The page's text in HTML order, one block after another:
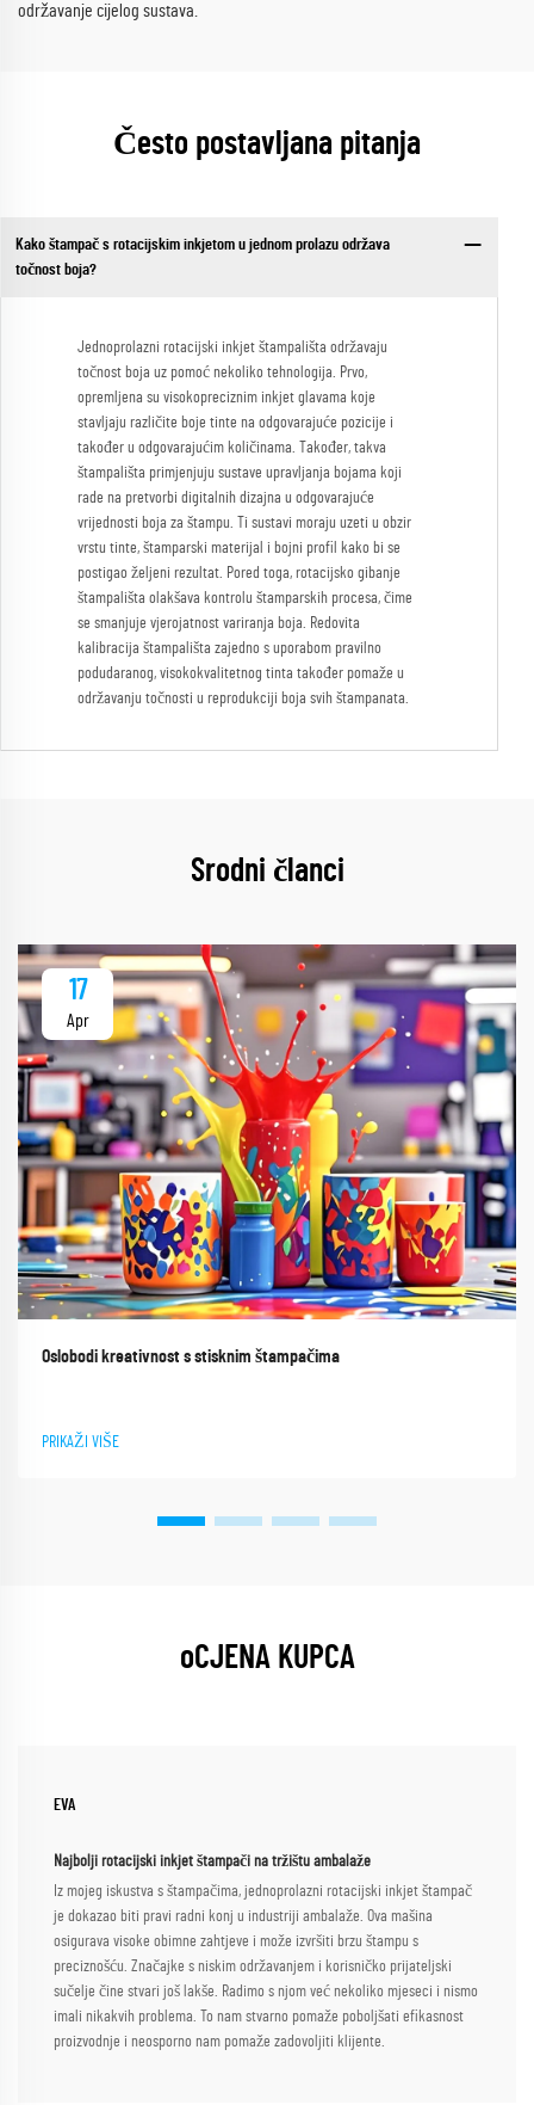
održavanje cijelog sustava.
Često postavljana pitanja
Kako štampač s rotacijskim inkjetom u jednom prolazu održava
točnost boja?
Jednoprolazni rotacijski inkjet štampališta održavaju
točnost boja uz pomoć nekoliko tehnologija. Prvo,
opremljena su visokopreciznim inkjet glavama koje
stavljaju različite boje tinte na odgovarajuće pozicije i
također u odgovarajućim količinama. Također, takva
štampališta primjenjuju sustave upravljanja bojama koji
rade na pretvorbi digitalnih dizajna u odgovarajuće
vrijednosti boja za štampu. Ti sustavi moraju uzeti u obzir
vrstu tinte, štamparski materijal i bojni profil kako bi se
postigao željeni rezultat. Pored toga, rotacijsko gibanje
štampališta olakšava kontrolu štamparskih procesa, čime
se smanjuje vjerojatnost variranja boja. Redovita
kalibracija štampališta zajedno s uporabom pravilno
podudaranog, visokokvalitetnog tinta također pomaže u
održavanju točnosti u reprodukciji boja svih štampanata.
Srodni članci
17
Apr
Oslobodi kreativnost s stisknim štampačima
PRIKAŽI VIŠE
oCJENA KUPCA
EVA
Najbolji rotacijski inkjet štampači na tržištu ambalaže
Iz mojeg iskustva s štampačima, jednoprolazni rotacijski inkjet štampač
je dokazao biti pravi radni konj u industriji ambalaže. Ova mašina
osigurava visoke obimne zahtjeve i može izvršiti brzu štampu s
preciznošću. Značajke s niskim održavanjem i korisničko prijateljski
sučelje čine stvari još lakše. Radimo s njom već nekoliko mjeseci i nismo
imali nikakvih problema. To nam stvarno pomaže poboljšati efikasnost
proizvodnje i neosporno nam pomaže zadovoljiti klijente.